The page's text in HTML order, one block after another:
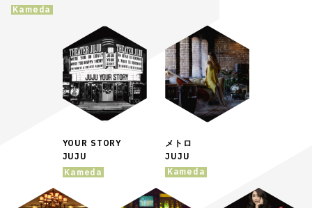
Kameda
YOUR STORY
JUJU
Kameda
メトロ
JUJU
Kameda